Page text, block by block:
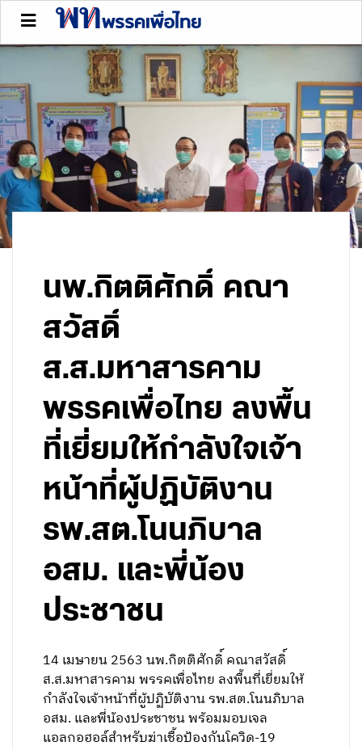
นพ.กิตติศักดิ์ คณา
สวัสดิ์
ส.ส.มหาสารคาม
พรรคเพื่อไทย ลงพื้น
ที่เยี่ยมให้กำลังใจเจ้า
หน้าที่ผู้ปฏิบัติงาน
รพ.สต.โนนภิบาล
อสม. และพี่น้อง
ประชาชน
14 เมษายน 2563 นพ.กิตติศักดิ์ คณาสวัสดิ์
ส.ส.มหาสารคาม พรรคเพื่อไทย ลงพื้นที่เยี่ยมให้
กำลังใจเจ้าหน้าที่ผู้ปฏิบัติงาน รพ.สต.โนนภิบาล
อสม. และพี่น้องประชาชน พร้อมมอบเจล
แอลกอฮอล์สำหรับฆ่าเชื้อป้องกันโควิด-19